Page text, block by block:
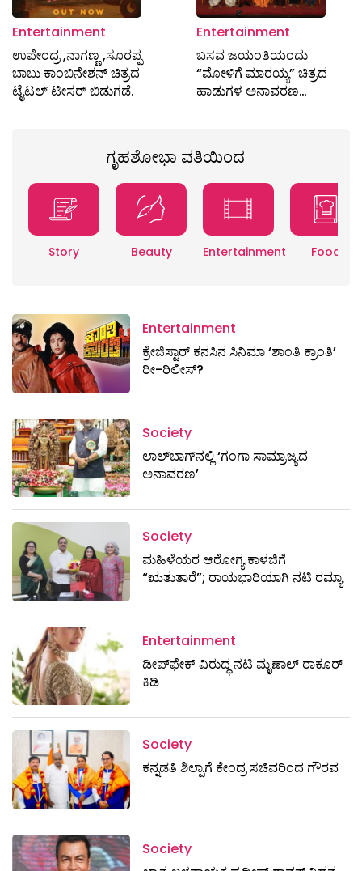
Entertainment
ಉಪೇಂದ್ರ ,ನಾಗಣ್ಣ ,ಸೂರಪ್ಪ
ಬಾಬು ಕಾಂಬಿನೇಶನ್ ಚಿತ್ರದ
ಟೈಟಲ್ ಟೀಸರ್ ಬಿಡುಗಡೆ.
Entertainment
ಬಸವ ಜಯಂತಿಯಂದು
“ಮೋಳಿಗೆ ಮಾರಯ್ಯ” ಚಿತ್ರದ
ಹಾಡುಗಳ ಅನಾವರಣ…
ಗೃಹಶೋಭಾ ವತಿಯಿಂದ
Story Beauty Entertainment Food
Entertainment
ಕ್ರೇಜಿಸ್ಟಾರ್ ಕನಸಿನ ಸಿನಿಮಾ ‘ಶಾಂತಿ ಕ್ರಾಂತಿ’
ರೀ-ರಿಲೀಸ್?
Society
ಲಾಲ್‌ಬಾಗ್‌ನಲ್ಲಿ ‘ಗಂಗಾ ಸಾಮ್ರಾಜ್ಯದ
ಅನಾವರಣ’
Society
ಮಹಿಳೆಯರ ಆರೋಗ್ಯ ಕಾಳಜಿಗೆ
“ಋತುತಾರೆ”; ರಾಯಭಾರಿಯಾಗಿ ನಟಿ ರಮ್ಯಾ
Entertainment
ಡೀಪ್‌ಫೇಕ್ ವಿರುದ್ಧ ನಟಿ ಮೃಣಾಲ್ ಠಾಕೂರ್
ಕಿಡಿ
Society
ಕನ್ನಡತಿ ಶಿಲ್ಪಾಗೆ ಕೇಂದ್ರ ಸಚಿವರಿಂದ ಗೌರವ
Society